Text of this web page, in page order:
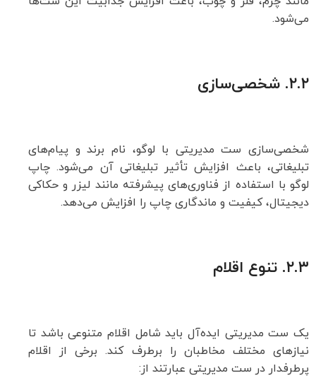
می‌شود.
۲.۲. شخصی‌سازی
شخصی‌سازی ست مدیریتی با لوگو، نام برند و پیام‌های
تبلیغاتی، باعث افزایش تأثیر تبلیغاتی آن می‌شود. چاپ
لوگو با استفاده از فناوری‌های پیشرفته مانند لیزر و حکاکی
دیجیتال، کیفیت و ماندگاری چاپ را افزایش می‌دهد.
۲.۳. تنوع اقلام
یک ست مدیریتی ایده‌آل باید شامل اقلام متنوعی باشد تا
نیازهای مختلف مخاطبان را برطرف کند. برخی از اقلام
پرطرفدار در ست مدیریتی عبارتند از: